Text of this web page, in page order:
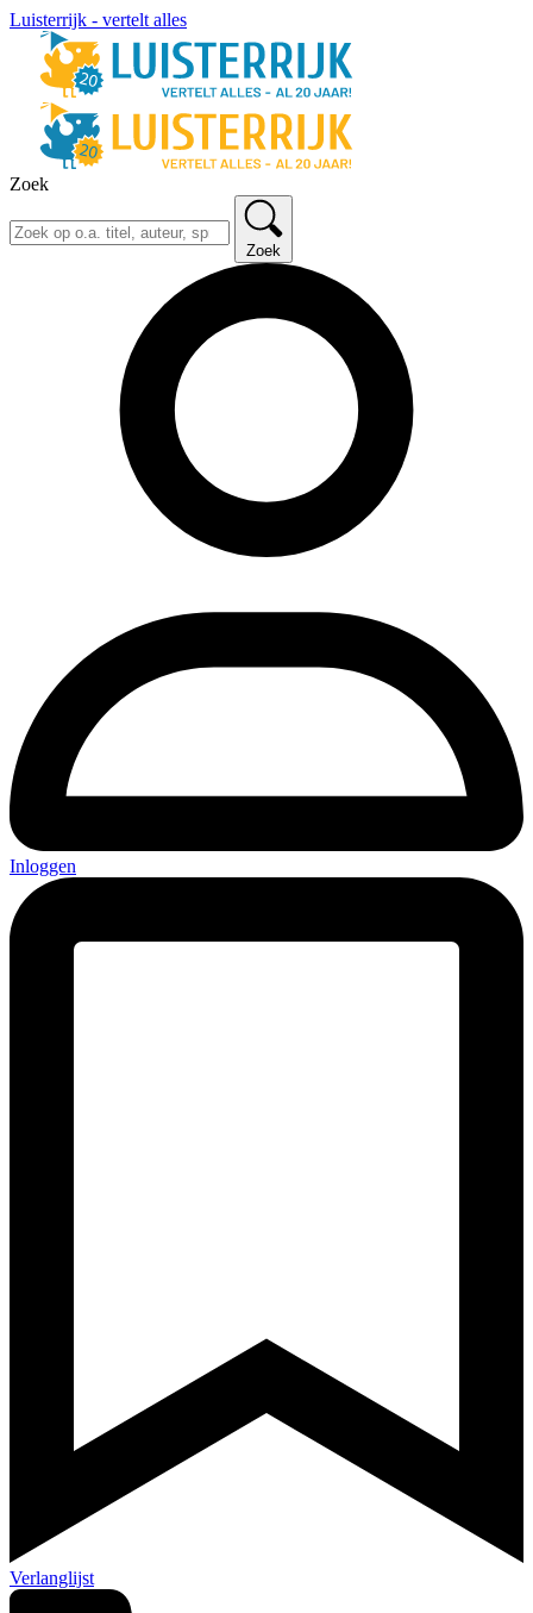
Luisterrijk - vertelt alles
Zoek
Zoek
Inloggen
Verlanglijst